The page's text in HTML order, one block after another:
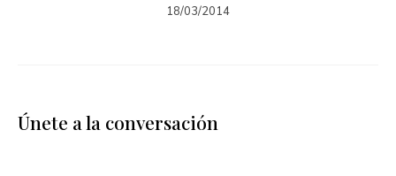
18/03/2014
Únete a la conversación